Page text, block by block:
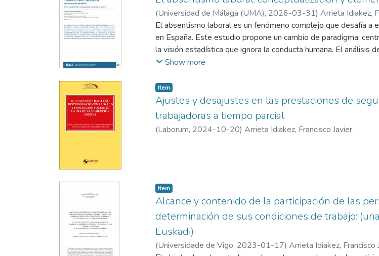
(Universidad de Málaga (UMA), 2026-03-31) Arrieta Idiakez,
El absentismo laboral es un fenómeno complejo que desafía a
en España. Este estudio propone un cambio de paradigma:
la visión estadística que ignora la conducta humana. El análisis
condiciones de trabajo hasta «actos de rebeldía» y el sutil
de la negociación colectiva. No obstante, se subraya que
escrupulosos con la legalidad para evitar cualquier
el refuerzo de la «democracia económica o industrial», este
transformar el absentismo en un entorno de compromiso y
Show more
Item
Ajustes y desajustes en las prestaciones de
trabajadoras a tiempo parcial
(Laborum, 2024-10-20) Arrieta Idiakez, Francisco Javier
Item
Alcance y contenido de la participación de las
determinación de sus condiciones de trabajo:
Euskadi)
(Universidade de Vigo, 2023-01-17) Arrieta Idiakez, Francisco